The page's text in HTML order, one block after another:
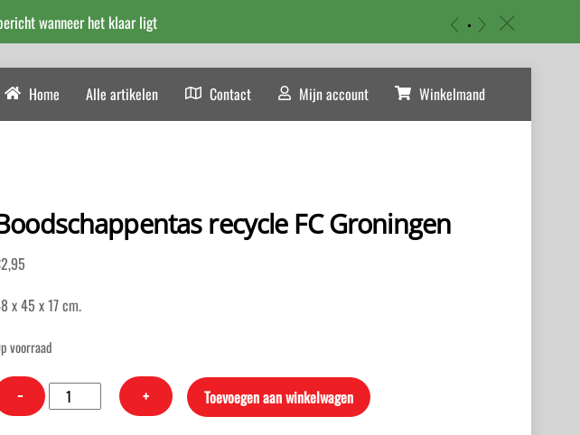
wanneer het klaar ligt c
Home Alle artikelen Contact Mijn account Winkelmand
recycle FC Groningen
2,95
x 45 x 17 cm.
voorraad
−
Boodschappentas
recycle
+ Toevoegen aan winkelwagen